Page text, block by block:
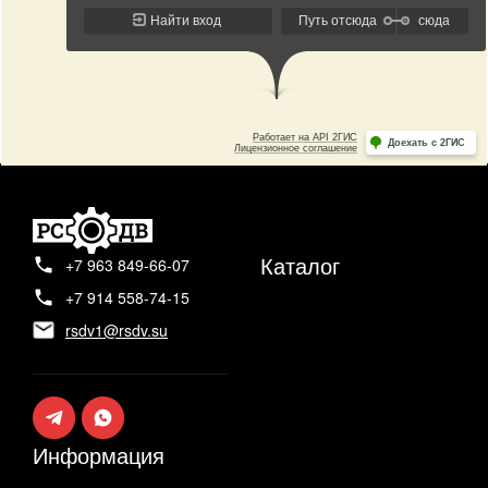
+7 963 849-66-07
+7 914 558-74-15
rsdv1@rsdv.su
Каталог
Информация